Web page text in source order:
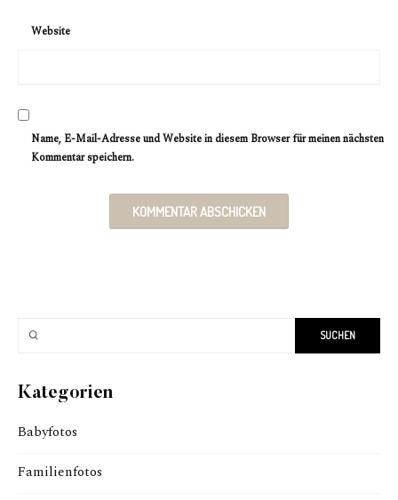
Website
Name, E-Mail-Adresse und Website in diesem Browser für meinen nächsten
Kommentar speichern.
Kategorien
Babyfotos
Familienfotos